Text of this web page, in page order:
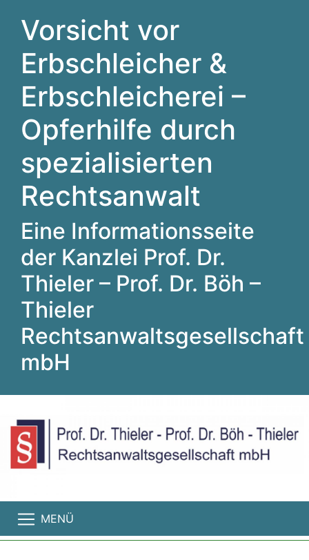
Vorsicht vor
Erbschleicher &
Erbschleicherei –
Opferhilfe durch
spezialisierten
Rechtsanwalt
Eine Informationsseite
der Kanzlei Prof. Dr.
Thieler – Prof. Dr. Böh –
Thieler
Rechtsanwaltsgesellschaft
mbH
MENÜ